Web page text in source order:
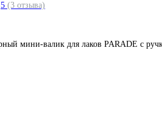
5 (3 отзыва)